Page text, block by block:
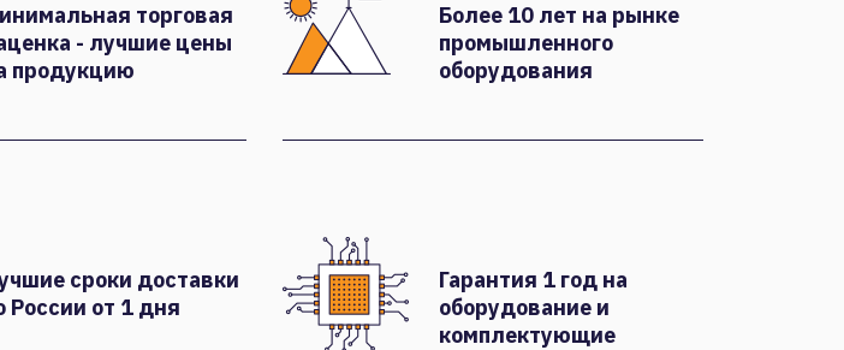
торговая
- лучшие цены
продукцию
Более 10 лет на рынке
промышленного
оборудования
сроки доставки
России от 1 дня
Гарантия 1 год на
оборудование и
комплектующие